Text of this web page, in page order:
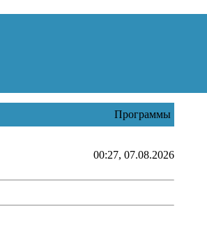
Программы
00:27, 07.08.2026